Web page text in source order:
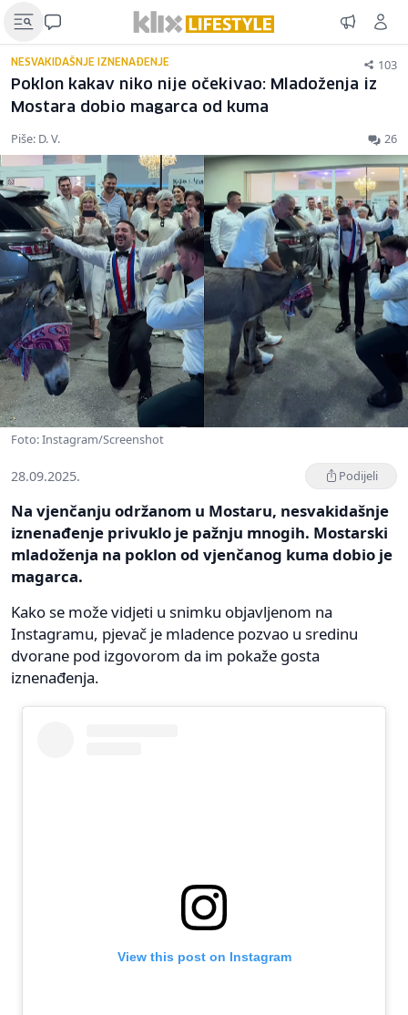
NESVAKIDAŠNJE IZNENAĐENJE 103
Poklon kakav niko nije očekivao: Mladoženja iz
Mostara dobio magarca od kuma
Piše: D. V. 26
Foto: Instagram/Screenshot
28.09.2025. Podijeli
Na vjenčanju održanom u Mostaru, nesvakidašnje
iznenađenje privuklo je pažnju mnogih. Mostarski
mladoženja na poklon od vjenčanog kuma dobio je
magarca.
Kako se može vidjeti u snimku objavljenom na
Instagramu, pjevač je mladence pozvao u sredinu
dvorane pod izgovorom da im pokaže gosta
iznenađenja.
View this post on Instagram